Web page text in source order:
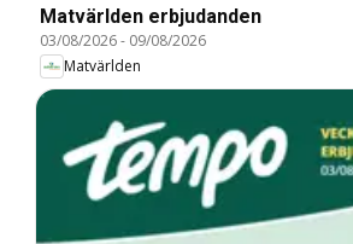
Matvärlden erbjudanden
03/08/2026- 09/08/2026
Matvärlden